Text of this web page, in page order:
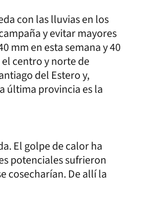
con las lluvias en los
y evitar mayores
mm en esta semana y 40
centro y norte de
del Estero y,
última provincia es la
El golpe de calor ha
potenciales sufrieron
cosecharían. De allí la